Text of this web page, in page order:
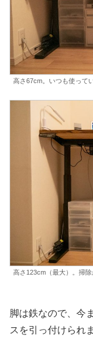
高さ67cm。いつも使って
高さ123cm（最大）。掃除
脚は鉄なので、今
スを引っ付けられ